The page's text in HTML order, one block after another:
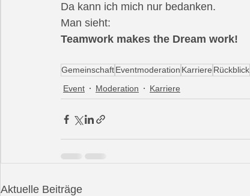
Da kann ich mich nur bedanken.
Man sieht:
Teamwork makes the Dream work!
GemeinschaftEventmoderation Karriere Rückblick
Event
Moderation Karriere
Aktuelle Beiträge